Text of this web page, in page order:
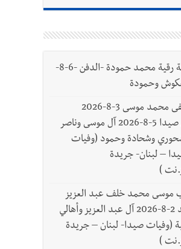
2023: أيُعقل أن يبقى الشعب الفلسطيني يعيش كل هذا الألم؟ وإلى متى
وفاة الحاجة رقية محمد حمودة -الدفن -6-8-
وفاة مصطفى محمد موسى 3-8-2026
والتعازي في صيدا 5-8-2026 آل موسى وناصر
وشحادة وحمود (وفيات
– لبنان- جريدة
)
موسى محمد خلف عبد العزيز
والدفن الأحد 2-8-2026 آل عبد العزيز وأهالي
(وفيات صيدا- لبنان – جريدة
)